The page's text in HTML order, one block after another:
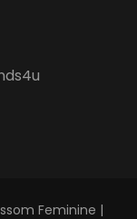
Feminine |